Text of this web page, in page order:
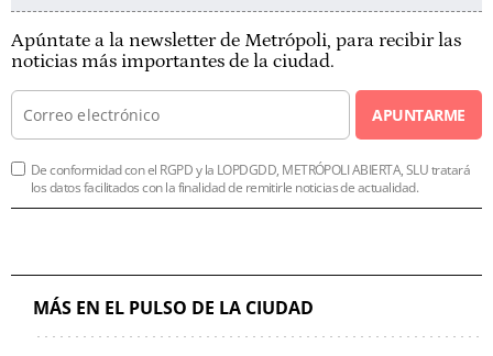
Apúntate a la newsletter de Metrópoli, para recibir las
noticias más importantes de la ciudad.
APUNTARME
De conformidad con el RGPD y la LOPDGDD, METRÓPOLI ABIERTA, SLU tratará
los datos facilitados con la finalidad de remitirle noticias de actualidad.
MÁS EN EL PULSO DE LA CIUDAD